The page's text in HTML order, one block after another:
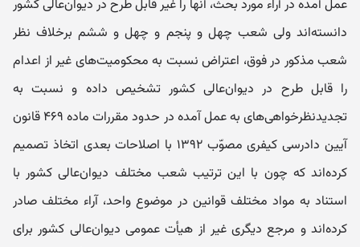
‌عمل ‌آمده در آراء مورد بحث، آنها را غیر ‌قابل ‌طرح در دیوان‌عالی‌ کشور
دانسته‌اند ولی شعب چهل ‌و ‌پنجم و چهل‌ و ‌ششم برخلاف نظر
شعب ‌مذکور در فوق، ‌اعتراض نسبت ‌به محکومیت‌های غیر از اعدام
را قابل ‌طرح در دیوان‌عالی‌ کشور تشخیص داده و نسبت به
تجدیدنظر‌خواهی‌های به ‌عمل ‌آمده در حدود مقررات ماده ۴۶۹ قانون
آیین ‌دادرسی کیفری مصوّب ۱۳۹۲ با اصلاحات بعدی اتخاذ ‌تصمیم
کرده‌اند که چون با این ترتیب شعب‌ مختلف دیوان‌عالی‌ کشور با
استناد به مواد ‌مختلف قوانین در موضوع ‌واحد، آراء مختلف صادر‌‌
کرده‌اند و مرجع دیگری غیر از هیأت‌ عمومی دیوان‌عالی ‌کشور برای